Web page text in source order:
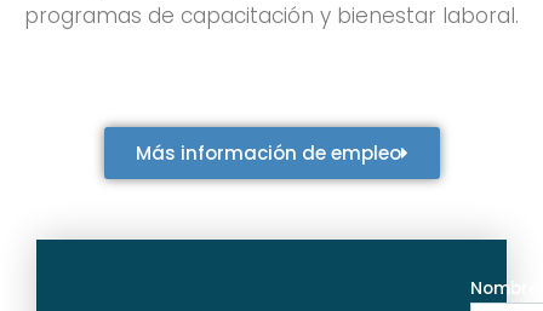
programas de capacitación y bienestar laboral.
Más información de empleo